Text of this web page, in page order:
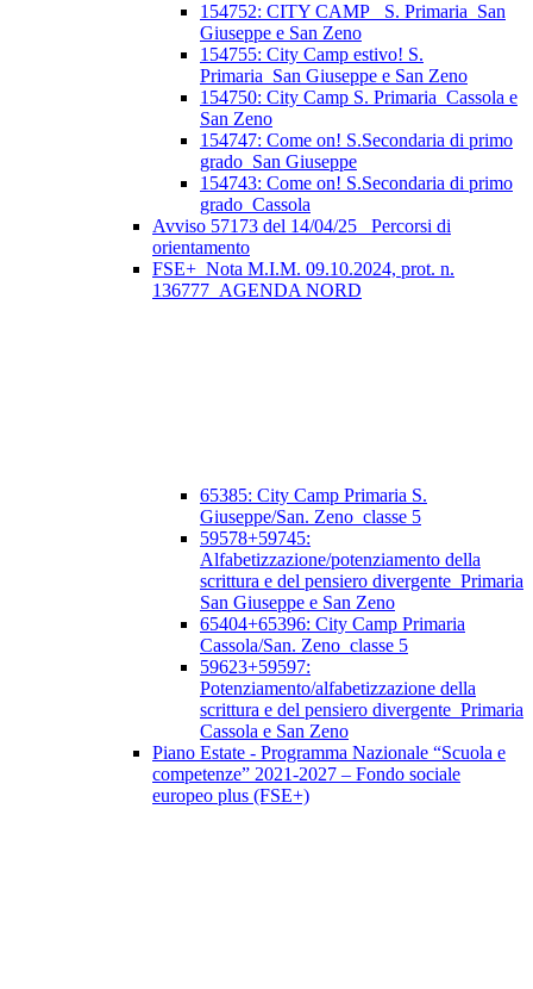
154752: CITY CAMP_ S. Primaria_San
Giuseppe e San Zeno
154755: City Camp estivo! S.
Primaria_San Giuseppe e San Zeno
154750: City Camp S. Primaria_Cassola e
San Zeno
154747: Come on! S.Secondaria di primo
grado_San Giuseppe
154743: Come on! S.Secondaria di primo
grado_Cassola
Avviso 57173 del 14/04/25_ Percorsi di
orientamento
FSE+_Nota M.I.M. 09.10.2024, prot. n.
136777_AGENDA NORD
65385: City Camp Primaria S.
Giuseppe/San. Zeno_classe 5
59578+59745:
Alfabetizzazione/potenziamento della
scrittura e del pensiero divergente_Primaria
San Giuseppe e San Zeno
65404+65396: City Camp Primaria
Cassola/San. Zeno_classe 5
59623+59597:
Potenziamento/alfabetizzazione della
scrittura e del pensiero divergente_Primaria
Cassola e San Zeno
Piano Estate - Programma Nazionale “Scuola e
competenze” 2021-2027 – Fondo sociale
europeo plus (FSE+)